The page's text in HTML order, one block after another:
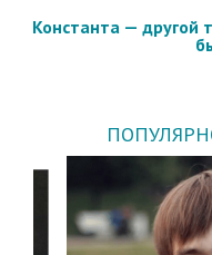
Константа — другой